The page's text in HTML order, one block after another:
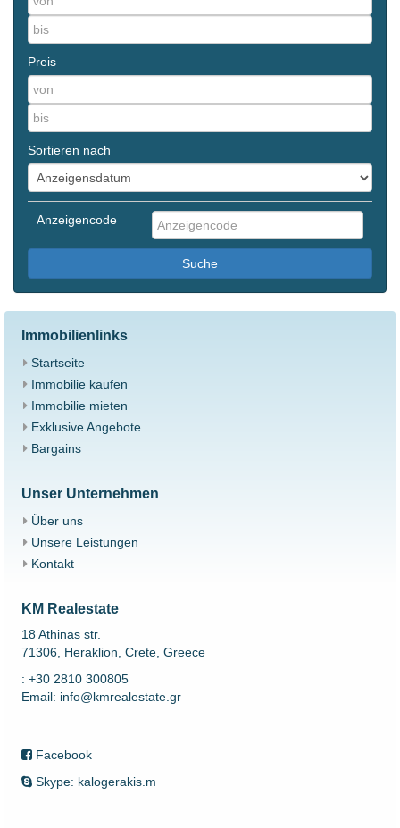
Preis
Sortieren nach
Anzeigencode
Suche
Immobilienlinks
Startseite
Immobilie kaufen
Immobilie mieten
Exklusive Angebote
Bargains
Unser Unternehmen
Über uns
Unsere Leistungen
Kontakt
KM Realestate
18 Athinas str.
71306, Heraklion, Crete, Greece
: +30 2810 300805
Email: info@kmrealestate.gr
Facebook
Skype: kalogerakis.m